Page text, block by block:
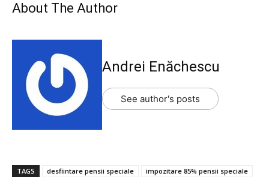
About The Author
Andrei Enăchescu
See author's posts
TAGS desfiintare pensii speciale impozitare 85% pensii speciale